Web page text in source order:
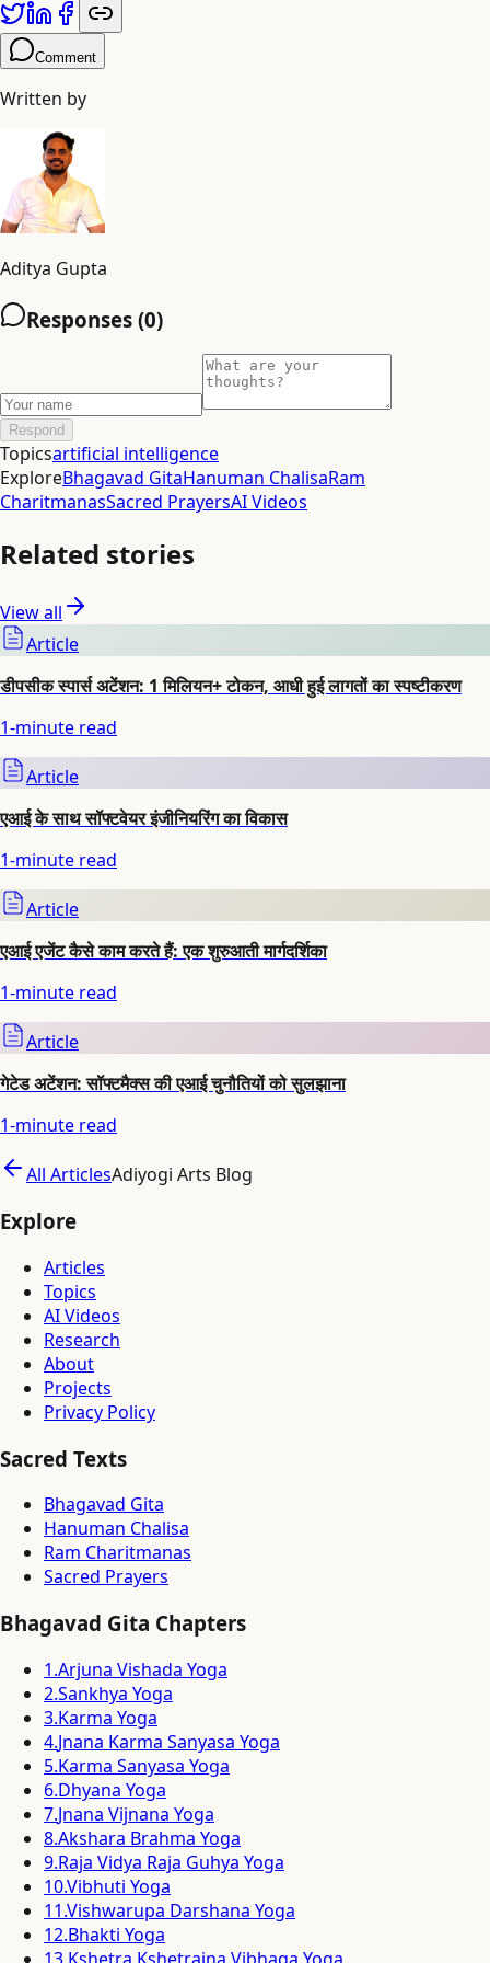
Comment
Written by
Aditya Gupta
Responses (0)
Respond
Topicsartificial intelligence
ExploreBhagavad GitaHanuman ChalisaRam
CharitmanasSacred PrayersAI Videos
Related stories
View all
Article
डीपसीक स्पार्स अटेंशन: 1 मिलियन+ टोकन, आधी हुई लागतों का स्पष्टीकरण
1-minute read
Article
एआई के साथ सॉफ्टवेयर इंजीनियरिंग का विकास
1-minute read
Article
एआई एजेंट कैसे काम करते हैं: एक शुरुआती मार्गदर्शिका
1-minute read
Article
गेटेड अटेंशन: सॉफ्टमैक्स की एआई चुनौतियों को सुलझाना
1-minute read
All ArticlesAdiyogi Arts Blog
Explore
Articles
Topics
AI Videos
Research
About
Projects
Privacy Policy
Sacred Texts
Bhagavad Gita
Hanuman Chalisa
Ram Charitmanas
Sacred Prayers
Bhagavad Gita Chapters
1.Arjuna Vishada Yoga
2.Sankhya Yoga
3.Karma Yoga
4.Jnana Karma Sanyasa Yoga
5.Karma Sanyasa Yoga
6.Dhyana Yoga
7.Jnana Vijnana Yoga
8.Akshara Brahma Yoga
9.Raja Vidya Raja Guhya Yoga
10.Vibhuti Yoga
11.Vishwarupa Darshana Yoga
12.Bhakti Yoga